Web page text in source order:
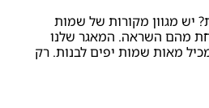
יש מגוון מקורות של שמות
מהם השראה. המאגר שלנו
מאות שמות יפים לבנות. רק